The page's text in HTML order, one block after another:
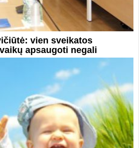
vien sveikatos
apsaugoti negali